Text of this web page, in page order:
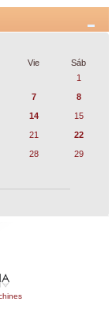
Vie
Sáb
1
7
8
14
15
21
22
28
29